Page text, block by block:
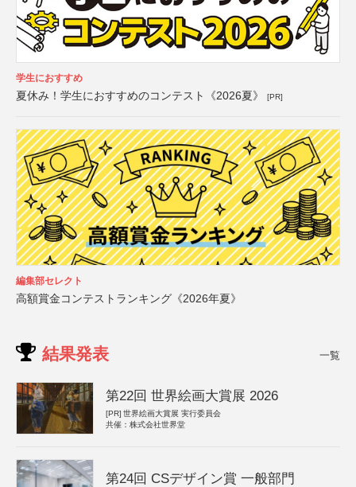
学生におすすめ
夏休み！学生におすすめのコンテスト《2026夏》 [PR]
編集部セレクト
高額賞金コンテストランキング《2026年夏》
結果発表 一覧
第22回 世界絵画大賞展 2026
[PR] 世界絵画大賞展 実行委員会
共催：株式会社世界堂
第24回 CSデザイン賞 一般部門